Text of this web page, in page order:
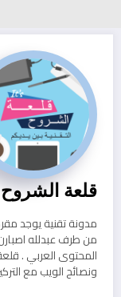
قلعة الشروح
من طرف عبدلله
المحتوى العربي .
ونصائح الويب مع